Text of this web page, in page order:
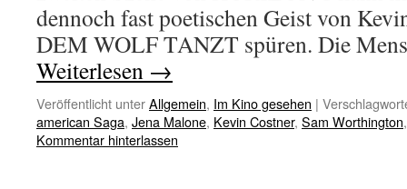
dennoch fast poetischen Geist von
DEM WOLF TANZT spüren. Die
Weiterlesen →
Veröffentlicht unterAllgemein, Im Kino gesehen |
american Saga, Jena Malone, Kevin Costner, Sam Worthington
Kommentar hinterlassen